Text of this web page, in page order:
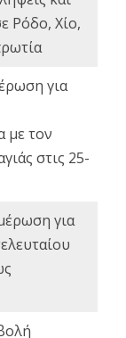
Ρόδο, Χίο,
για
με τον
στις 25-
για